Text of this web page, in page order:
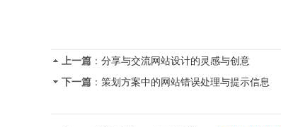
上一篇 ： 分享与交流网站设计的灵感与创意
下一篇 ： 策划方案中的网站错误处理与提示信息